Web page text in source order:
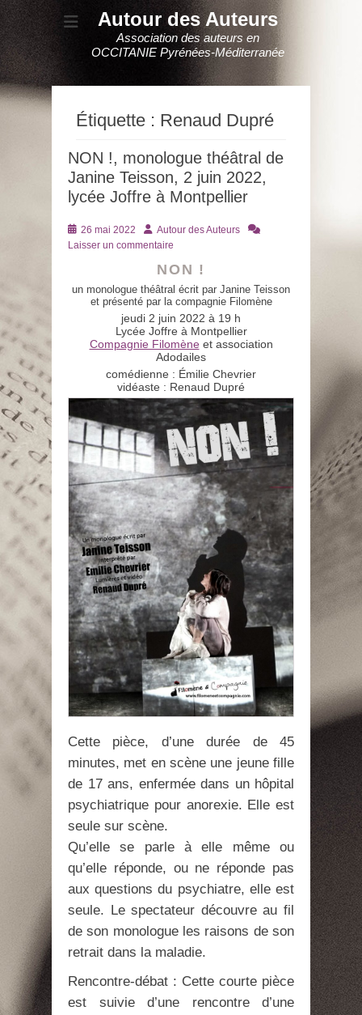
Autour des Auteurs
Association des auteurs en
OCCITANIE Pyrénées-Méditerranée
Étiquette : Renaud Dupré
NON !, monologue théâtral de
Janine Teisson, 2 juin 2022,
lycée Joffre à Montpellier
Posté
le
26 mai 2022 AuteurAutour des Auteurs
Laisser un commentaire
NON !
un monologue théâtral écrit par Janine Teisson
et présenté par la compagnie Filomène
jeudi 2 juin 2022 à 19 h
Lycée Joffre à Montpellier
Compagnie Filomèneet association
Adodailes
comédienne : Émilie Chevrier
vidéaste : Renaud Dupré
Cette pièce, d’une durée de 45
minutes, met en scène une jeune fille
de 17 ans, enfermée dans un hôpital
psychiatrique pour anorexie. Elle est
seule sur scène.
Qu’elle se parle à elle même ou
qu’elle réponde, ou ne réponde pas
aux questions du psychiatre, elle est
seule. Le spectateur découvre au fil
de son monologue les raisons de son
retrait dans la maladie.
Rencontre-débat : Cette courte pièce
est suivie d’une rencontre d’une